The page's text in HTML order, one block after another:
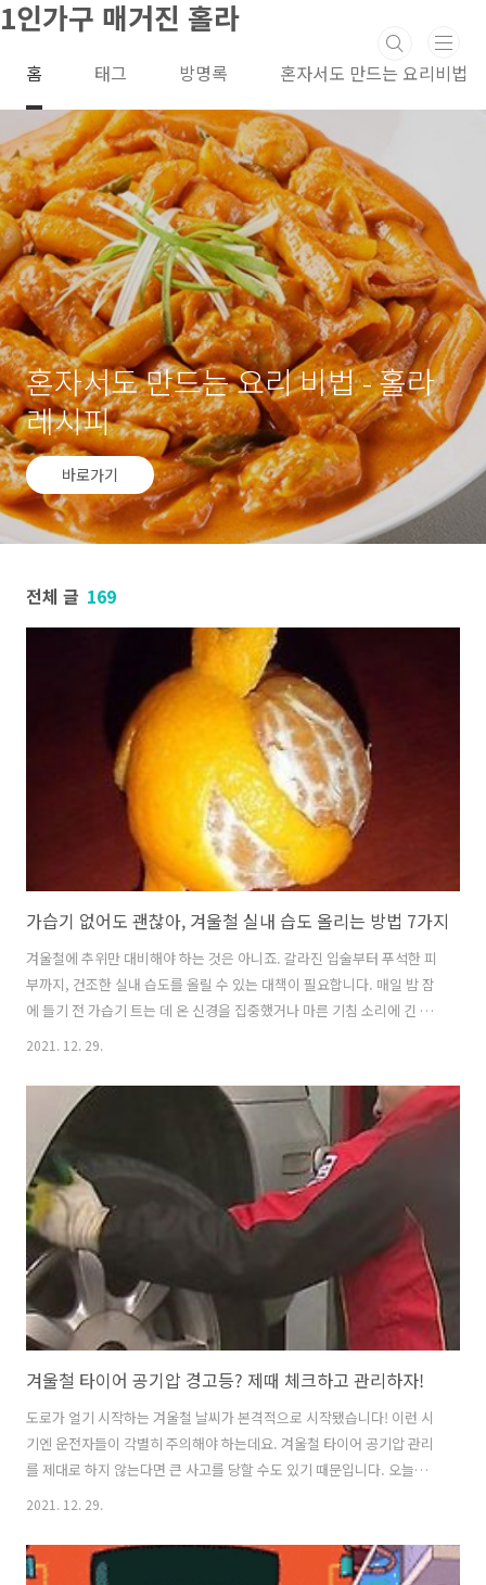
본문 바로가기
1인가구 매거진 홀라
홈 태그 방명록 혼자서도 만드는 요리비법
혼자서도 만드는 요리 비법 - 홀라
레시피
바로가기
전체 글 169
가습기 없어도 괜찮아, 겨울철 실내 습도 올리는 방법 7가지
겨울철에 추위만 대비해야 하는 것은 아니죠. 갈라진 입술부터 푸석한 피
부까지, 건조한 실내 습도를 올릴 수 있는 대책이 필요합니다. 매일 밤 잠
에 들기 전 가습기 트는 데 온 신경을 집중했거나 마른 기침 소리에 긴 잠
에 들지 못했다면 집중하시길! 겨울철 건조한 실내를 촉촉하게 만드는 방
가장 빠르고 쉽게 집 안의 습도를 유지하기 위해서 실내용 화초를 배치해
놓으세요. 자연 친화적인 방법으로 실내 습도를 유지하는 것과 동시에 인
테리어 효과까지 기대할 수 있어요. 만약 집 안의 여유 공간이 없다면 사
이드 테이블이나 수납장 위에 놓아도 되고, 한 그루의 작은 나무만 집 안
에 들이는 것도 좋은 방법입니다. 2. 빨랫감을 집 안에 걸어두기 수..
2021. 12. 29.
겨울철 타이어 공기압 경고등? 제때 체크하고 관리하자!
도로가 얼기 시작하는 겨울철 날씨가 본격적으로 시작됐습니다! 이런 시
기엔 운전자들이 각별히 주의해야 하는데요. 겨울철 타이어 공기압 관리
를 제대로 하지 않는다면 큰 사고를 당할 수도 있기 때문입니다. 오늘은
자동차 타이어 공기압 체크 방법을 함께 살펴보겠습니다. 운전자라면 꼭
는 이유 기온이 낮은 겨울엔 타이어 공기압 누출량이 많아지게 마련입니
다. 이렇게 공기압이 떨어진 타이어는 제 기능을 할 수 없게 되는데요. 적
2021. 12. 29.